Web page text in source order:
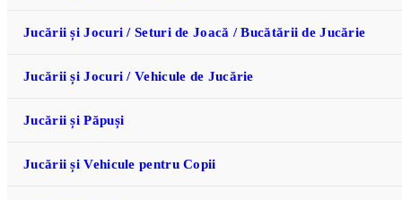
Jucării și Jocuri / Seturi de Joacă / Bucătării de Jucărie
Jucării și Jocuri / Vehicule de Jucărie
Jucării și Păpuși
Jucării și Vehicule pentru Copii